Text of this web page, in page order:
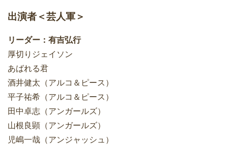
出演者＜芸人軍＞
リーダー：有吉弘行
厚切りジェイソン
あばれる君
酒井健太（アルコ＆ピース）
平子祐希（アルコ＆ピース）
田中卓志（アンガールズ）
山根良顕（アンガールズ）
児嶋一哉（アンジャッシュ）